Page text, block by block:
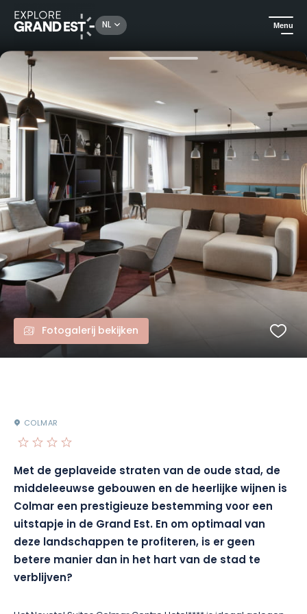
NL Menu
Kijk je ogen uit in de Grand Est Hotel Novotel Suites Colmar Centre
Fotogalerij bekijken
COLMAR
Met de geplaveide straten van de oude stad, de
middeleeuwse gebouwen en de heerlijke wijnen is
Colmar een prestigieuze bestemming voor een
uitstapje in de Grand Est. En om optimaal van
deze landschappen te profiteren, is er geen
betere manier dan in het hart van de stad te
verblijven?